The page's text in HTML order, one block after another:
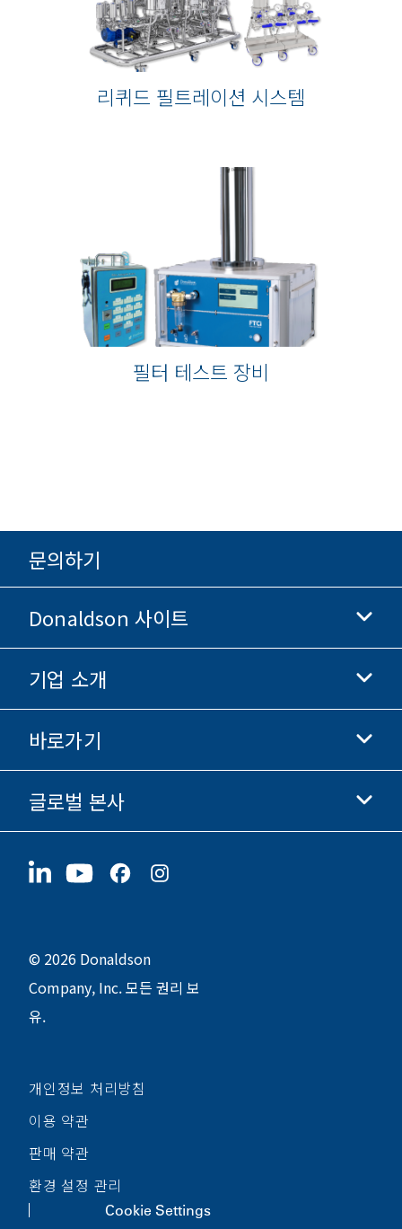
리퀴드 필트레이션 시스템
필터 테스트 장비
문의하기
Donaldson 사이트
Donaldson 생명과학
Donaldson 쇼핑
기업 소개
기업 정보
윤리 및 준법 경영
채용 정보
바로가기
투자자 정보
협력업체
지속가능성
글로벌 본사
1400 W 94th Street
© 2026 Donaldson
Company, Inc. 모든 권리 보
유.
개인정보 처리방침
이용 약관
판매 약관
환경 설정 관리
Cookie Settings